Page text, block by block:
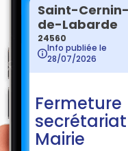
Saint-Cernin-
de-Labarde
24560
Info publiée le
28/07/2026
Fermeture
Mairie